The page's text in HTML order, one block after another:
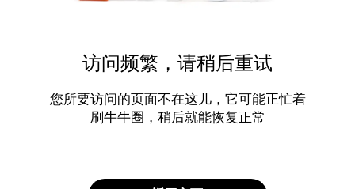
访问频繁，请稍后重试
您所要访问的页面不在这儿，它可能正忙着
刷牛牛圈，稍后就能恢复正常